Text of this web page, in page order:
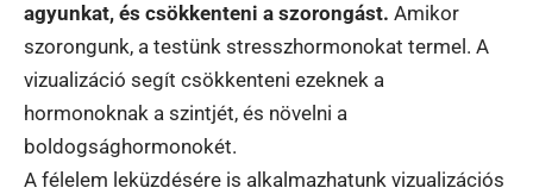
agyunkat, és csökkenteni a szorongást. Amikor
szorongunk, a testünk stresszhormonokat termel. A
vizualizáció segít csökkenteni ezeknek a
hormonoknak a szintjét, és növelni a
boldogsághormonokét.
A félelem leküzdésére is alkalmazhatunk vizualizációs